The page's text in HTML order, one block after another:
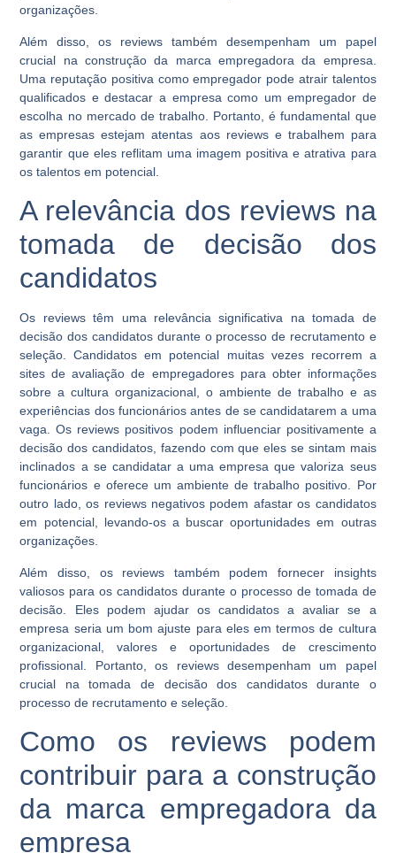
organizações.
Além disso, os reviews também desempenham um papel
crucial na construção da marca empregadora da empresa.
Uma reputação positiva como empregador pode atrair talentos
qualificados e destacar a empresa como um empregador de
escolha no mercado de trabalho. Portanto, é fundamental que
as empresas estejam atentas aos reviews e trabalhem para
garantir que eles reflitam uma imagem positiva e atrativa para
os talentos em potencial.
A relevância dos reviews na
tomada de decisão dos
candidatos
Os reviews têm uma relevância significativa na tomada de
decisão dos candidatos durante o processo de recrutamento e
seleção. Candidatos em potencial muitas vezes recorrem a
sites de avaliação de empregadores para obter informações
sobre a cultura organizacional, o ambiente de trabalho e as
experiências dos funcionários antes de se candidatarem a uma
vaga. Os reviews positivos podem influenciar positivamente a
decisão dos candidatos, fazendo com que eles se sintam mais
inclinados a se candidatar a uma empresa que valoriza seus
funcionários e oferece um ambiente de trabalho positivo. Por
outro lado, os reviews negativos podem afastar os candidatos
em potencial, levando-os a buscar oportunidades em outras
organizações.
Além disso, os reviews também podem fornecer insights
valiosos para os candidatos durante o processo de tomada de
decisão. Eles podem ajudar os candidatos a avaliar se a
empresa seria um bom ajuste para eles em termos de cultura
organizacional, valores e oportunidades de crescimento
profissional. Portanto, os reviews desempenham um papel
crucial na tomada de decisão dos candidatos durante o
processo de recrutamento e seleção.
Como os reviews podem
contribuir para a construção
da marca empregadora da
empresa